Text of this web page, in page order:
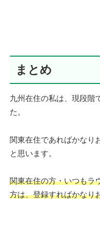
まとめ
九州在住の私は、現段階
た。
関東在住であればかなり
と思います。
関東在住の方・いつもラ
方は、登録すればかなり